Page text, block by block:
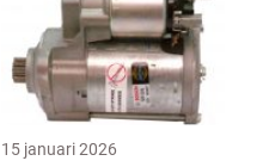
15 januari 2026